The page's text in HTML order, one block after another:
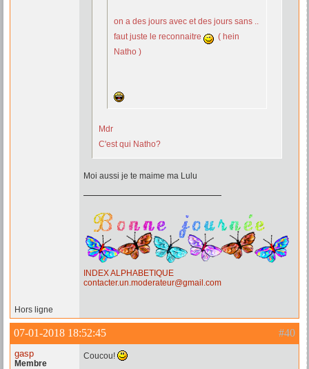
on a des jours avec et des jours sans ..
faut juste le reconnaitre
( hein
Natho )
Mdr
C'est qui Natho?
Moi aussi je te maime ma Lulu
INDEX ALPHABETIQUE
contacter.un.moderateur@gmail.com
Hors ligne
#40
07-01-2018 18:52:45
gasp
Membre
Coucou!